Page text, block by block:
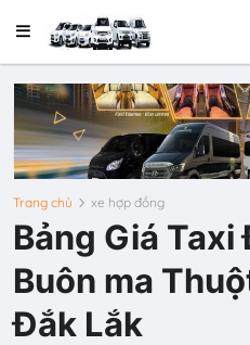
Trang chủ xe hợp đồng
Bảng Giá Taxi
Buôn ma
Đắk Lắk